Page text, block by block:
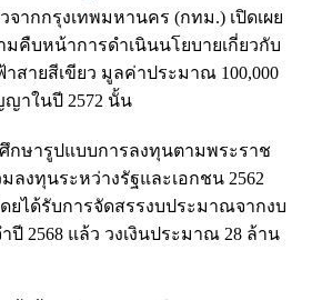
จากกรุงเทพมหานคร (กทม.) เปิดเผย
คืบหน้าการดำเนินนโยบายเกี่ยวกับ
ายสีเขียว มูลค่าประมาณ 100,000
าในปี 2572 นั้น
กษารูปแบบการลงทุนตามพระราช
งทุนระหว่างรัฐและเอกชน 2562
ยได้รับการจัดสรรงบประมาณจากงบ
2568 แล้ว วงเงินประมาณ 28 ล้าน